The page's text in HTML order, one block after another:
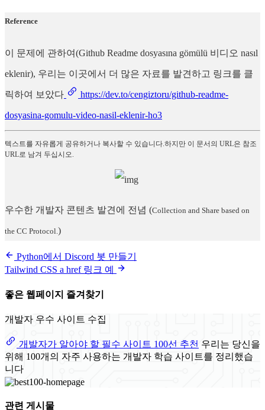
Reference
이 문제에 관하여(Github Readme dosyasına gömülü 비디오 nasıl
eklenir), 우리는 이곳에서 더 많은 자료를 발견하고 링크를 클
릭하여 보았다 https://dev.to/cengiztoru/github-readme-
dosyasina-gomulu-video-nasil-eklenir-ho3
텍스트를 자유롭게 공유하거나 복사할 수 있습니다.하지만 이 문서의 URL은 참조
URL로 남겨 두십시오.
우수한 개발자 콘텐츠 발견에 전념 (Collection and Share based on
the CC Protocol. )
Python에서 Discord 봇 만들기
Tailwind CSS a href 링크 예
좋은 웹페이지 즐겨찾기
개발자 우수 사이트 수집
개발자가 알아야 할 필수 사이트 100선 추천 우리는 당신을
위해 100개의 자주 사용하는 개발자 학습 사이트를 정리했습
니다
관련 게시물